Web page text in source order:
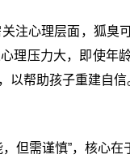
注心理层面，狐
理压力大，即使
以帮助孩子重建自信
但需谨慎”，核心